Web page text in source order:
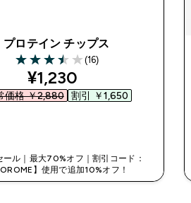
プロテイン チップス
3.5 out of 5 stars
(16)
discounted price
¥1,230‎
価格 ￥2,880‎ 割引 ￥1,650‎
ール｜最大70%オフ｜割引コード：
】使用で追加10%オフ！